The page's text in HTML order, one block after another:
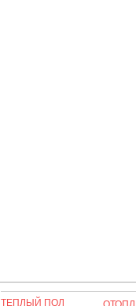
ТЕПЛЫЙ ПОЛ